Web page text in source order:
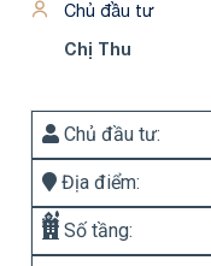
Chủ đầu tư
Chị Thu
Chủ đầu tư:
Địa điểm:
Số tầng: